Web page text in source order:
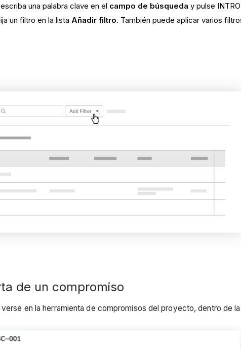
una palabra clave en el campo de búsqueda y pulse
un filtro en la lista Añadir filtro. También puede aplicar varios
de un compromiso
en la herramienta de compromisos del proyecto, dentro de